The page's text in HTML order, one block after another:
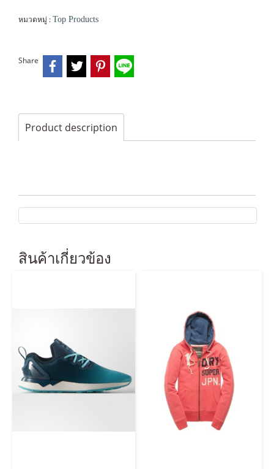
หมวดหมู่ : Top Products
Share
Product description
สินค้าเกี่ยวข้อง